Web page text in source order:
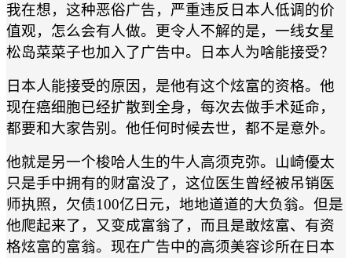
我在想，这种恶俗广告，严重违反日本人低调的价
值观，怎么会有人做。更令人不解的是，一线女星
松岛菜菜子也加入了广告中。日本人为啥能接受？
日本人能接受的原因，是他有这个炫富的资格。他
现在癌细胞已经扩散到全身，每次去做手术延命，
都要和大家告别。他任何时候去世，都不是意外。
他就是另一个梭哈人生的牛人高须克弥。山崎優太
只是手中拥有的财富没了，这位医生曾经被吊销医
师执照，欠债100亿日元，地地道道的大负翁。但是
他爬起来了，又变成富翁了，而且是敢炫富、有资
格炫富的富翁。现在广告中的高须美容诊所在日本